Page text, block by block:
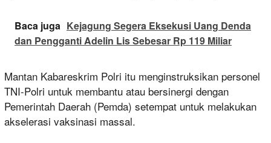
Baca juga Kejagung Segera Eksekusi Uang Denda
dan Pengganti Adelin Lis Sebesar Rp 119 Miliar
Mantan Kabareskrim Polri itu menginstruksikan personel
TNI-Polri untuk membantu atau bersinergi dengan
Pemerintah Daerah (Pemda) setempat untuk melakukan
akselerasi vaksinasi massal.